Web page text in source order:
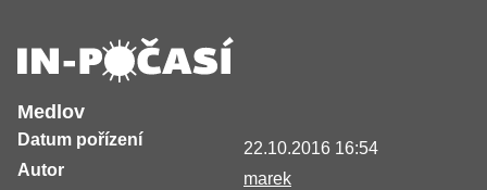
Medlov
Datum pořízení
22.10.2016 16:54
Autor
marek